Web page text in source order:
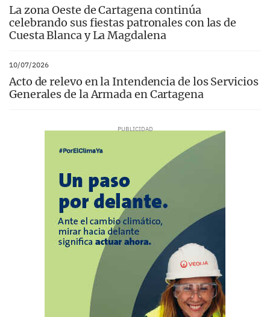
La zona Oeste de Cartagena continúa
celebrando sus fiestas patronales con las de
Cuesta Blanca y La Magdalena
10/07/2026
Acto de relevo en la Intendencia de los Servicios
Generales de la Armada en Cartagena